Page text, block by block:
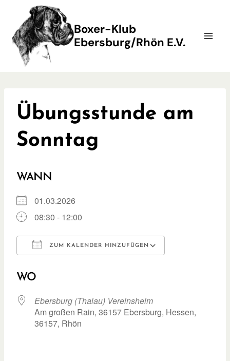
springen
Boxer-Klub
Ebersburg/Rhön E.V.
Übungsstunde am
Sonntag
WANN
01.03.2026
08:30 - 12:00
ZUM KALENDER HINZUFÜGEN
WO
Ebersburg (Thalau) Vereinsheim
Am großen Rain, 36157 Ebersburg, Hessen,
36157, Rhön